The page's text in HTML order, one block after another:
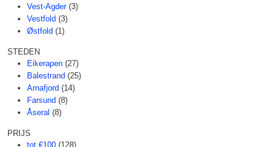
Vest-Agder (3)
Vestfold (3)
Østfold (1)
STEDEN
Eikerapen (27)
Balestrand (25)
Arnafjord (14)
Farsund (8)
Åseral (8)
PRIJS
tot €100 (128)